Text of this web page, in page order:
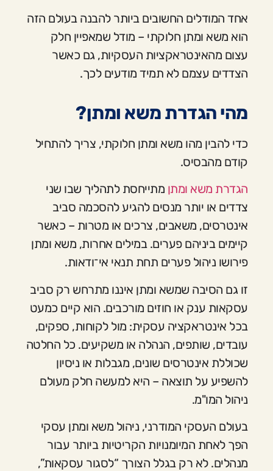
אחד המודלים החשובים ביותר להבנה בעולם הזה
הוא משא ומתן חלוקתי – מודל שמאפיין חלק
עצום מהאינטראקציות העסקיות, גם כאשר
הצדדים עצמם לא תמיד מודעים לכך.
מהי הגדרת משא ומתן?
כדי להבין מהו משא ומתן חלוקתי, צריך להתחיל
קודם מהבסיס.
הגדרת משא ומתן מתייחסת לתהליך שבו שני
צדדים או יותר מנסים להגיע להסכמה סביב
אינטרסים, משאבים, צרכים או מטרות – כאשר
קיימים ביניהם פערים. במילים אחרות, משא ומתן
פירושו ניהול פערים תחת תנאי אי־ודאות.
זו גם הסיבה שמשא ומתן איננו מתרחש רק סביב
עסקאות ענק או חוזים מורכבים. הוא קיים כמעט
בכל אינטראקציה עסקית: מול לקוחות, ספקים,
עובדים, שותפים, הנהלה או משקיעים. כל החלטה
שכוללת אינטרסים שונים, מגבלות או ניסיון
להשפיע על תוצאה – היא למעשה חלק מעולם
ניהול המו"מ.
בעולם העסקי המודרני, ניהול משא ומתן עסקי
הפך לאחת המיומנויות הקריטיות ביותר עבור
מנהלים. לא רק בגלל הצורך “לסגור עסקאות”,